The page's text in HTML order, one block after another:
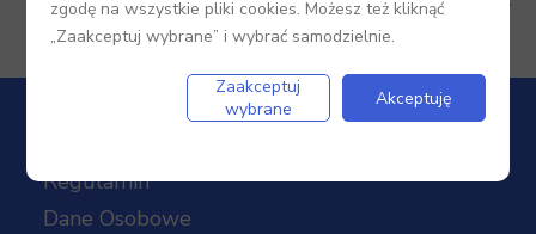
Regulamin
Dane Osobowe
zgodę na wszystkie pliki cookies. Możesz też kliknąć
„Zaakceptuj wybrane” i wybrać samodzielnie.
Zaakceptuj
wybrane
Akceptuję